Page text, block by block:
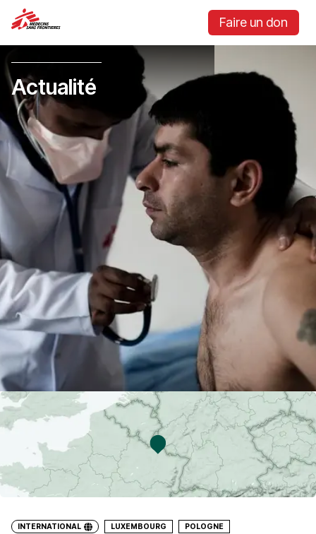
Faire un don
Actualité
INTERNATIONAL LUXEMBOURG POLOGNE